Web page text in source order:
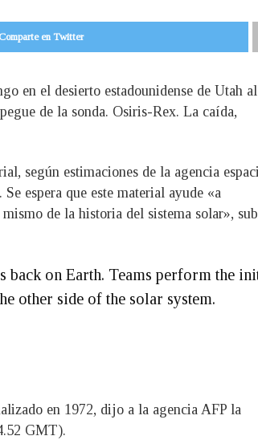
Comparte en Twitter
en el desierto estadounidense de Utah al
de la sonda. Osiris-Rex. La caída,
según estimaciones de la agencia
espera que este material ayude «a
de la historia del sistema solar»,
back on Earth. Teams perform the
other side of the solar system.
en 1972, dijo a la agencia AFP la
GMT).